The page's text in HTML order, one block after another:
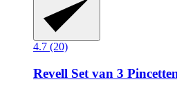
4.7 (20)
Revell Set van 3